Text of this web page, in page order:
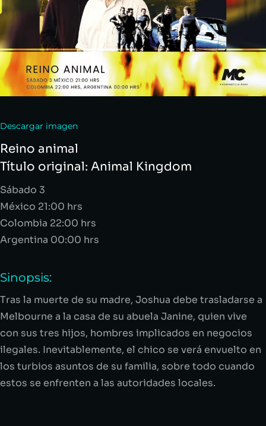
Descargar imagen
Reino animal
Título original: Animal Kingdom
Sábado 3
México 21:00 hrs
Colombia 22:00 hrs
Argentina 00:00 hrs
Sinopsis:
Tras la muerte de su madre, Joshua debe trasladarse a
Melbourne a la casa de su abuela Janine, quien vive
con sus tres hijos, hombres implicados en negocios
ilegales. Inevitablemente, el chico se verá envuelto en
los turbios asuntos de su familia, sobre todo cuando
estos se enfrenten a las autoridades locales.